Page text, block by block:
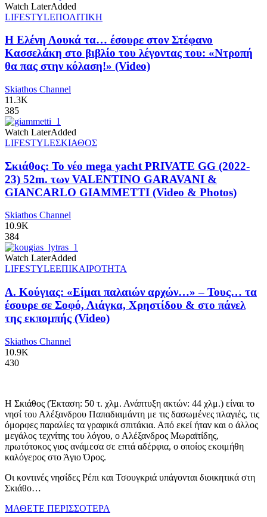
Watch LaterAdded
LIFESTYLEΠΟΛΙΤΙΚΗ
Η Ελένη Λουκά τα… έσουρε στον Στέφανο
Κασσελάκη στο βιβλίο του λέγοντας του: «Ντροπή
θα πας στην κόλαση!» (Video)
Skiathos Channel
11.3K
385
Watch LaterAdded
LIFESTYLEΣΚΙΑΘΟΣ
Σκιάθος: Το νέο mega yacht PRIVATE GG (2022-
23) 52m. των VALENTINO GARAVANI &
GIANCARLO GIAMMETTI (Video & Photos)
Skiathos Channel
10.9K
384
Watch LaterAdded
LIFESTYLEΕΠΙΚΑΙΡΟΤΗΤΑ
Α. Κούγιας: «Είμαι παλαιών αρχών…» – Τους… τα
έσουρε σε Σοφό, Λιάγκα, Χρηστίδου & στο πάνελ
της εκπομπής (Video)
Skiathos Channel
10.9K
430
Η Σκιάθος (Έκταση: 50 τ. χλμ. Ανάπτυξη ακτών: 44 χλμ.) είναι το
νησί του Αλέξανδρου Παπαδιαμάντη με τις δασωμένες πλαγιές, τις
όμορφες παραλίες τα γραφικά σπιτάκια. Από εκεί ήταν και ο άλλος
μεγάλος τεχνίτης του λόγου, ο Αλέξανδρος Μωραϊτίδης,
πρωτότοκος γιος ανάμεσα σε επτά αδέρφια, ο οποίος εκοιμήθη
καλόγερος στο Άγιο Όρος.
Οι κοντινές νησίδες Ρέπι και Τσουγκριά υπάγονται διοικητικά στη
Σκιάθο…
ΜΑΘΕΤΕ ΠΕΡΙΣΣΟΤΕΡΑ